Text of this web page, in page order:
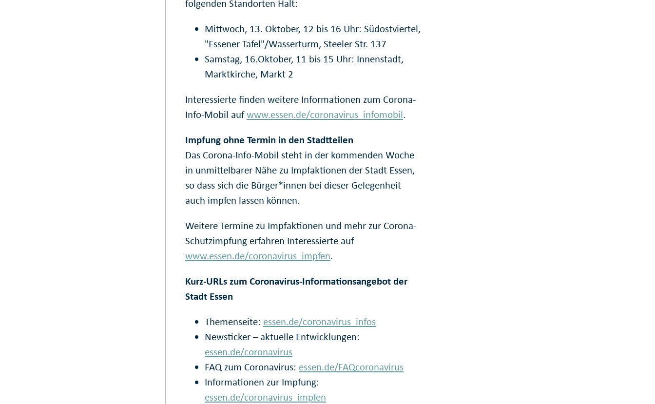
folgenden Standorten Halt:
Mittwoch, 13. Oktober, 12 bis 16 Uhr: Südostviertel,
"Essener Tafel"/Wasserturm, Steeler Str. 137
Samstag, 16.Oktober, 11 bis 15 Uhr: Innenstadt,
Marktkirche, Markt 2
Interessierte finden weitere Informationen zum Corona-
Info-Mobil aufwww.essen.de/coronavirus_infomobil.
Impfung ohne Termin in den Stadtteilen
Das Corona-Info-Mobil steht in der kommenden Woche
in unmittelbarer Nähe zu Impfaktionen der Stadt Essen,
so dass sich die Bürger*innen bei dieser Gelegenheit
auch impfen lassen können.
Weitere Termine zu Impfaktionen und mehr zur Corona-
Schutzimpfung erfahren Interessierte auf
www.essen.de/coronavirus_impfen.
Kurz-URLs zum Coronavirus-Informationsangebot der
Stadt Essen
Themenseite: essen.de/coronavirus_infos
Newsticker – aktuelle Entwicklungen:
essen.de/coronavirus
FAQ zum Coronavirus: essen.de/FAQcoronavirus
Informationen zur Impfung:
essen.de/coronavirus_impfen